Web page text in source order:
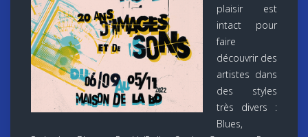
plaisir est
intact pour
faire
découvrir des
artistes dans
des styles
très divers :
Blues,